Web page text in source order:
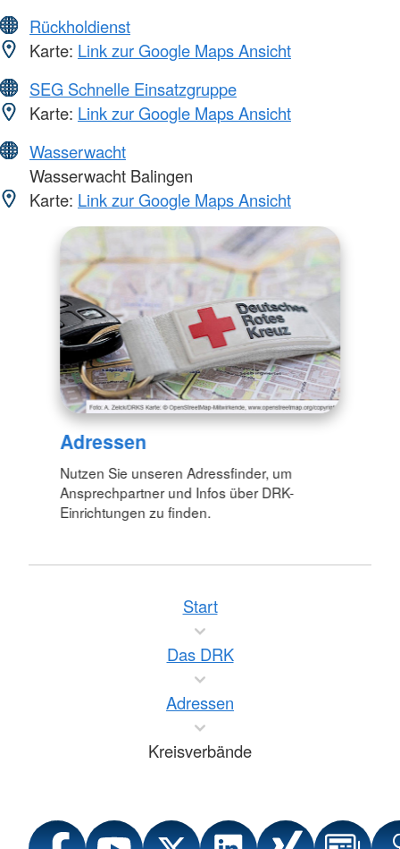
Rückholdienst
Karte: Link zur Google Maps Ansicht
SEG Schnelle Einsatzgruppe
Karte: Link zur Google Maps Ansicht
Wasserwacht
Wasserwacht Balingen
Karte: Link zur Google Maps Ansicht
Adressen
Nutzen Sie unseren Adressfinder, um
Ansprechpartner und Infos über DRK-
Einrichtungen zu finden.
Start
Das DRK
Adressen
Kreisverbände